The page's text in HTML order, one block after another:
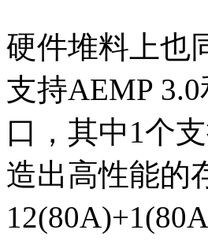
硬件堆料上也
支持AEMP
口，其中1个
造出高性能的